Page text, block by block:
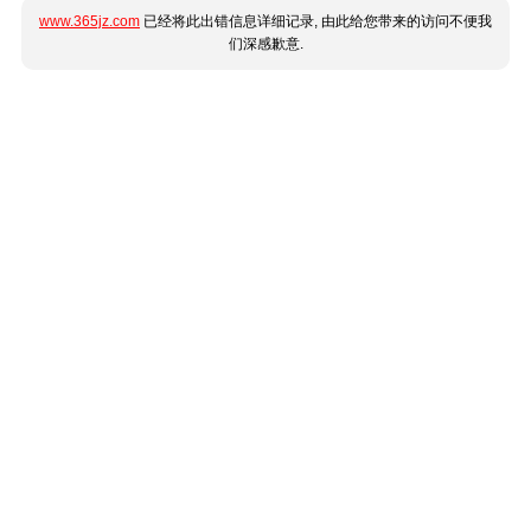
www.365jz.com 已经将此出错信息详细记录, 由此给您带来的访问不便我
们深感歉意.